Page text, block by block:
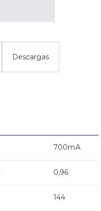
Descargas
700mA
0,96
144